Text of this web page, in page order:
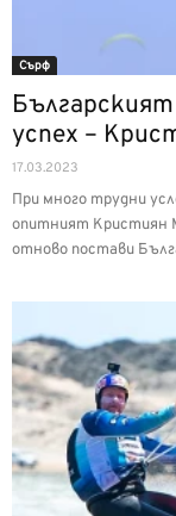
Сърф
успех –
17.03.2023
При много трудни
опитният Кристиян
отново постави